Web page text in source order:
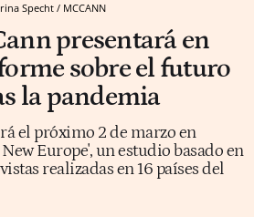
Specht / MCCANN
presentará en
sobre el futuro
la pandemia
el próximo 2 de marzo en
Europe', un estudio basado en
realizadas en 16 países del